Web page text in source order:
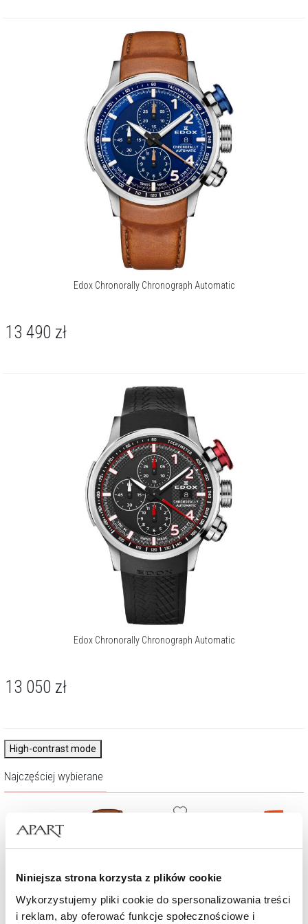
Niniejsza strona korzysta z plików cookie
Wykorzystujemy pliki cookie do spersonalizowania treści
i reklam, aby oferować funkcje społecznościowe i
Podobnie jak czas, szwajcarska marka zegarmistrzowska
nigdy nie stoi w miejscu. Sama nazwa Edox zresztą wywodzi
się z języka greckiego i znaczy tyle, co odmierzanie czasu.
Marka Edox od ponad 140 lat nieprzerwanie produkuje swoje zegarki.
Cechuje ją stabilna pozycja i międzynarodowy prestiż. To obecnie
jedna z niewielu rodzinnych szwajcarskich firm zegarkowych,
której historię znaczą liczne kultowe modele, jak chociażby
najcieńszy na świecie zegarek kwarcowy z datownikiem. Marka słynie
między innymi z bardzo wysokiej jakości
wodoodpornych czasomierzy i ręcznie wykańczanych
skomplikowanych kopert zegarkowych w sposób mistrzowski
łącząc funkcjonalność z designem.
Edox to również jedna z najważniejszych marek zegarkowych
w świecie wyścigów samochodowych, oferująca wytrzymałe
i precyzyjne czasomierze przeznaczone dla wymagających
klientów poszukujących wysokooktanowych sportowych wrażeń.
Więcej o marce
charakterystycznym dla Edoxa kunsztem szwajcarskiego
zegarmistrzostwa.Tytanowe koperty zachwycają lekkością i
odpornością, a szafirowe szkła i wodoszczelność do 100 metrów
gwarantują niezawodność w każdych warunkach. Przejrzyste tarcze
z wyrazistymi detalami zapewniają doskonałą czytelność, a
precyzyjne chronografy podkreślają sportowego ducha kolekcji.
Chronorally to zegarki stworzone dla tych, którzy cenią dynamikę,
techniczną doskonałość i ponadczasowy styl — doskonale
sprawdzają się zarówno na torze, jak i w codziennym życiu.
Wizjonerskie podejście do biznesu cechuje tylko nieliczne firmy.
Pozwala im to osiągnąć mocną pozycję i przetrwać wiele lat na rynku.
Edox starał się od początku być o krok przed innymi. Dziś, po 140
latach, pozostaje jedną z niewielu rodzinnych szwajcarskich firm
zegarkowych, a jej historię znaczą liczne sukcesy.
Edox Chronorally Chronograph Automatic
13 490 zł
Edox Chronorally Chronograph Automatic
13 050 zł
High-contrast mode
Najczęściej wybierane